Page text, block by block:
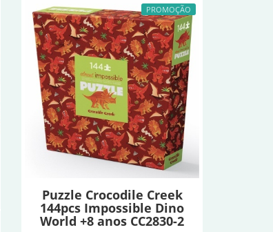
PROMOÇÃO
Puzzle Crocodile Creek
144pcs Impossible Dino
World +8 anos CC2830-2